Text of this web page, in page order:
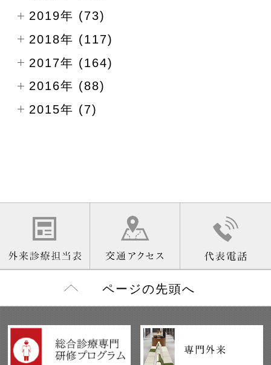
2019年 (73)
2018年 (117)
2017年 (164)
2016年 (88)
2015年 (7)
ページの先頭へ